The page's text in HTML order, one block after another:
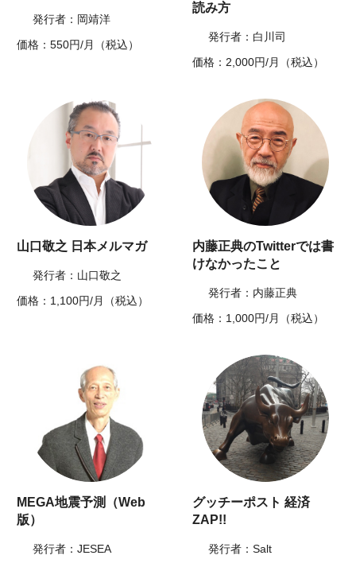
発行者：岡靖洋
価格：550円/月（税込）
読み方
発行者：白川司
価格：2,000円/月（税込）
山口敬之 日本メルマガ
発行者：山口敬之
価格：1,100円/月（税込）
内藤正典のTwitterでは書
けなかったこと
発行者：内藤正典
価格：1,000円/月（税込）
MEGA地震予測（Web
版）
発行者：JESEA
グッチーポスト 経済
ZAP!!
発行者：Salt